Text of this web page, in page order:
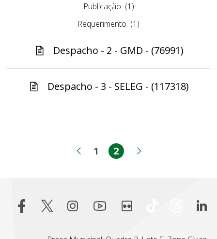
Publicação (1)
Requerimento (1)
Despacho - 2 - GMD - (76991)
Despacho - 3 - SELEG - (117318)
Página anterior
Página
1 Página
2